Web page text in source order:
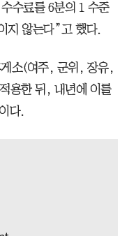
수료를 6분의 1 수준
지 않는다”고 했다.
소(여주, 군위, 장유,
용한 뒤, 내년에 이를
다.